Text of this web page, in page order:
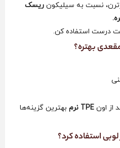
نسبت به سیلیکون ریسک
درست استفاده کن.
از اون TPE نرم
بهترین گزینه‌ها